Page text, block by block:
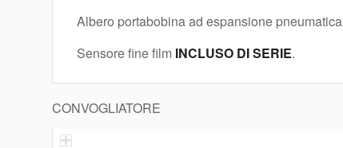
Albero portabobina ad espansione pneumatica
Sensore fine film INCLUSO DI SERIE.
CONVOGLIATORE